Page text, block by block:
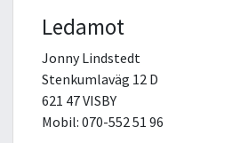
Ledamot
Jonny Lindstedt
Stenkumlaväg 12 D
621 47 VISBY
Mobil: 070-552 51 96